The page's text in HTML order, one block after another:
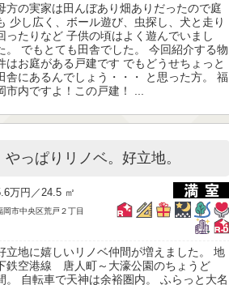
方の実家は田んぼあり畑ありだったので庭
少し広く、ボール遊び、虫探し、犬と走り
ったりなど 子供の頃はよく遊んでいまし
。 でもとても田舎でした。 今回紹介する物
はお庭がある戸建です でもどうせちょっと
舎にあるんでしょう・・・ と思った方。 福
市内ですよ！この戸建！ ...
やっぱりリノベ。好立地。
万円／24.5 ㎡
岡市中央区荒戸２丁目
立地に嬉しいリノベ仲間が増えました。 地
鉄空港線 唐人町～大濠公園のちょうど
。 自転車で天神は余裕圏内。 ふらっと大名